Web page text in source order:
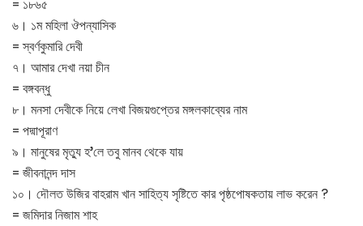
= ১৮৬৫
৬। ১ম মহিলা ঔপন্যাসিক
= স্বর্ণকুমারি দেবী
৭। আমার দেখা নয়া চীন
= বঙ্গবন্ধু
৮। মনসা দেবীকে নিয়ে লেখা বিজয়গুপ্তের মঙ্গলকাব্যের নাম
= পদ্মাপূরাণ
৯। মানুষের মৃত্যু হ’লে তবু মানব থেকে যায়
= জীবনানন্দ দাস
১০। দৌলত উজির বাহরাম খান সাহিত্য সৃষ্টিতে কার পৃষ্ঠপোষকতায় লাভ করেন ?
= জমিদার নিজাম শাহ